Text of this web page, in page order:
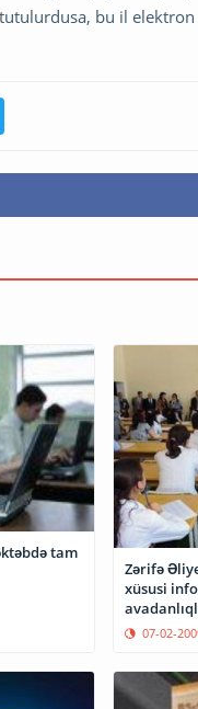
tutulurdusa, bu il
tam
Zərifə
xüsusi
07-02-